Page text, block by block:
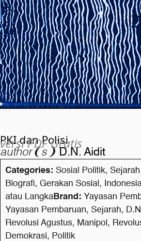
PKI dan Polisi
versi PDF Gratis
author❨s❩ D.N. Aidit
Categories: Sosial Politik, Sejarah
Biografi, Gerakan Sosial ,
atau Langka Brand: Yayasan
Yayasan Pembaruan, Sejarah,
Revolusi Agustus, Manipol ,
Demokrasi, Politik